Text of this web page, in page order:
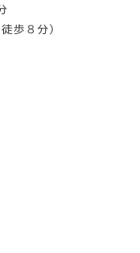
歩８分）